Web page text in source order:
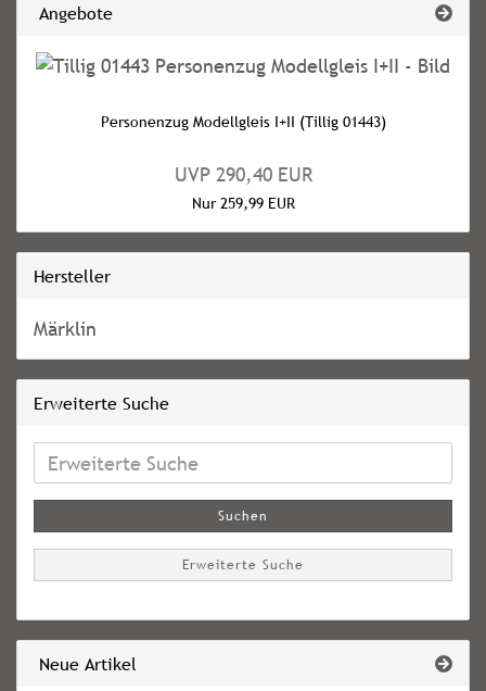
Angebote
Personenzug Modellgleis I+II (Tillig 01443)
UVP 290,40 EUR
Nur 259,99 EUR
Hersteller
Märklin
Erweiterte Suche
Erweiterte
Suche
Suchen
Erweiterte Suche
Neue Artikel